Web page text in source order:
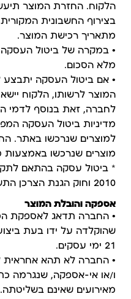
הלקוח. החזרת המוצר
מתאריך רכישת המוצר.
• במקרה של ביטול
מלא הסכום.
• אם ביטול העסקה
המוצר לרשותו, הלקוח
לחברה, זאת בנוסף לדמי
מדיניות ביטול העסקה
למוצרים שנרכשו באתר.
מוצרים שנרכשו באמצעות
* ביטול עסקה בהתאם
2010 וחוק הגנת הצרכן התשמ"א 1981
אספקה והובלת המוצר
• החברה תדאג לאספקת
שהוקלדה על ידו בעת
21 ימי עסקים.
• החברה לא תהא אחראית
ו/או אי-אספקה, שנגרמה
מאירועים שאינם בשליטתה.